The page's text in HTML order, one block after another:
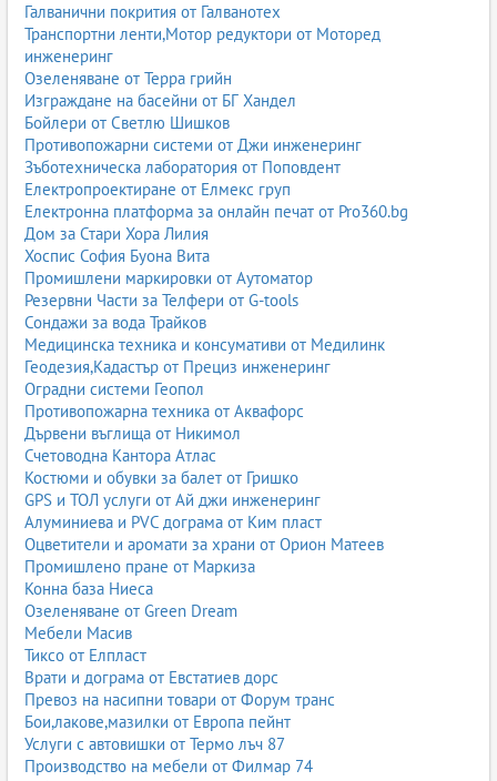
Галванични покрития от Галванотех
Транспортни ленти,Мотор редуктори от Моторед
инженеринг
Озеленяване от Терра грийн
Изграждане на басейни от БГ Хандел
Бойлери от Светлю Шишков
Противопожарни системи от Джи инженеринг
Зъботехническа лаборатория от Поповдент
Електропроектиране от Елмекс груп
Електронна платформа за онлайн печат от Pro360.bg
Дом за Стари Хора Лилия
Хоспис София Буона Вита
Промишлени маркировки от Аутоматор
Резервни Части за Телфери от G-tools
Сондажи за вода Трайков
Медицинска техника и консумативи от Медилинк
Геодезия,Кадастър от Прециз инженеринг
Оградни системи Геопол
Противопожарна техника от Аквафорс
Дървени въглища от Никимол
Счетоводна Кантора Атлас
Костюми и обувки за балет от Гришко
GPS и ТОЛ услуги от Ай джи инженеринг
Алуминиева и PVC дограма от Ким пласт
Оцветители и аромати за храни от Орион Матеев
Промишлено пране от Маркиза
Конна база Ниеса
Озеленяване от Green Dream
Мебели Масив
Тиксо от Елпласт
Врати и дограма от Евстатиев дорс
Превоз на насипни товари от Форум транс
Бои,лакове,мазилки от Европа пейнт
Услуги с автовишки от Термо лъч 87
Производство на мебели от Филмар 74